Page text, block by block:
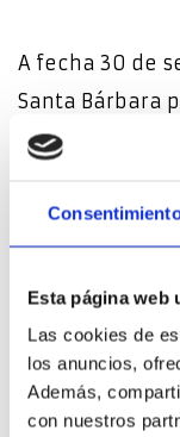
Esta página web
Las cookies de
los anuncios,
Además,
con nuestros
A fecha 30 de
Santa Bárbara
corto plazo de
de crédito.
DICIEMBRE DE
A fecha 31 de
Santa Bárbara